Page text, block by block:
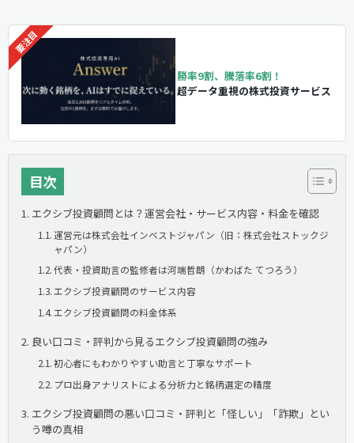
勝率9割、騰落率6割！
超データ重視の株式投資サービス
目次
エクシブ投資顧問とは？運営会社・サービス内容・料金を確認
運営元は株式会社インベストジャパン（旧：株式会社ストックジ
ャパン）
代表・投資助言の監修者は河端哲朗（かわばた てつろう）
エクシブ投資顧問のサービス内容
エクシブ投資顧問の料金体系
良い口コミ・評判から見るエクシブ投資顧問の強み
初心者にもわかりやすい助言と丁寧なサポート
プロ出身アナリストによる分析力と銘柄選定の精度
エクシブ投資顧問の悪い口コミ・評判と「怪しい」「詐欺」とい
う噂の真相